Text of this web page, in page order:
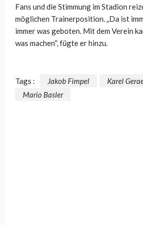
Fans und die Stimmung im Stadion
möglichen Trainerposition. „Da ist
immer was geboten. Mit dem Verein
was machen“, fügte er hinzu.
Tags : Jakob Fimpel
Karel
Mario Basler